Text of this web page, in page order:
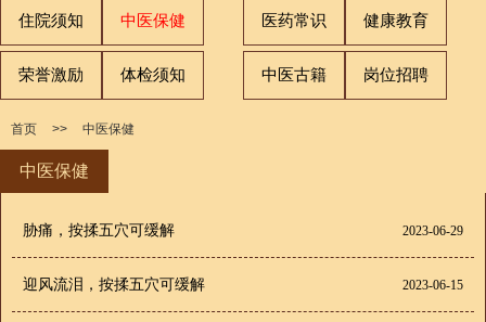
住院须知 中医保健 医药常识 健康教育
荣誉激励 体检须知 中医古籍 岗位招聘
首页 >> 中医保健
中医保健
胁痛，按揉五穴可缓解 2023-06-29
迎风流泪，按揉五穴可缓解 2023-06-15